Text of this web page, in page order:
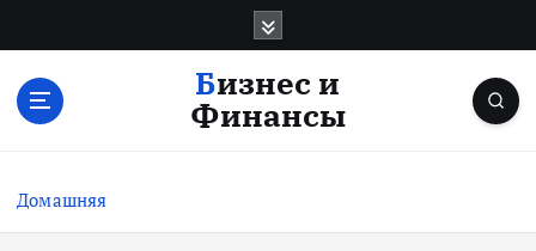
с
Бизнес и
Финансы
Домашняя